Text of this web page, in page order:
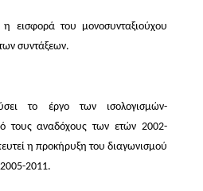
εισφορά του μονοσυνταξιούχου
συντάξεων.
το έργο των ισολογισμών-
τους αναδόχους των ετών 2002-
η προκήρυξη του διαγωνισμού
2011.